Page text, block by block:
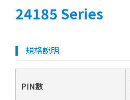
24185 Series
規格說明
PIN數